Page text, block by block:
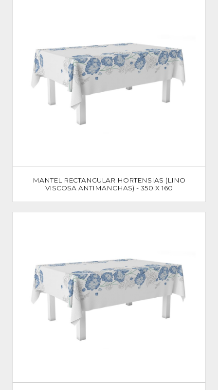
MANTEL RECTANGULAR HORTENSIAS (LINO
VISCOSA ANTIMANCHAS) - 350 X 160